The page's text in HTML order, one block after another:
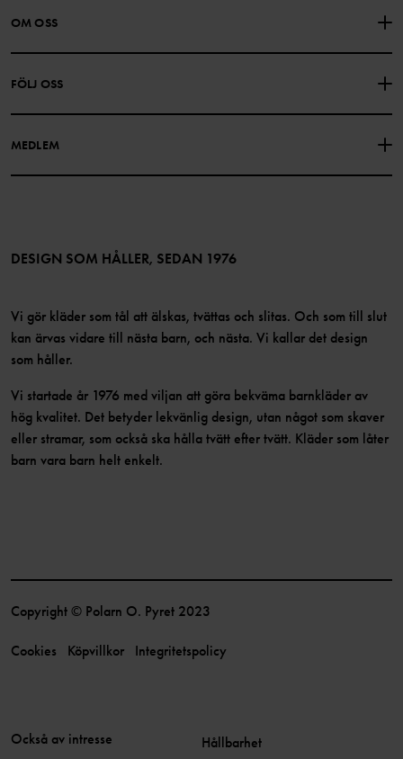
KONTAKTA OSS
PRESENTKORTSALDO KÖPVILLKOR
INTEGRITETSPOLICY
OM OSS
FÖLJ OSS
MEDLEM
Bli medlem
DESIGN SOM HÅLLER, SEDAN 1976
Vi gör kläder som tål att älskas, tvättas och slitas. Och som till slut
kan ärvas vidare till nästa barn, och nästa. Vi kallar det design
som håller.
Vi startade år 1976 med viljan att göra bekväma barnkläder av
hög kvalitet. Det betyder lekvänlig design, utan något som skaver
eller stramar, som också ska hålla tvätt efter tvätt. Kläder som låter
barn vara barn helt enkelt.
Copyright © Polarn O. Pyret 2023
Cookies Köpvillkor Integritetspolicy
Också av intresse Hållbarhet